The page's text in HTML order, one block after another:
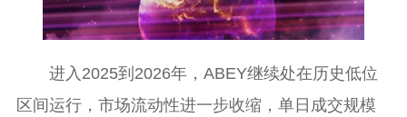
进入2025到2026年，ABEY继续处在历史低位
区间运行，市场流动性进一步收缩，单日成交规模